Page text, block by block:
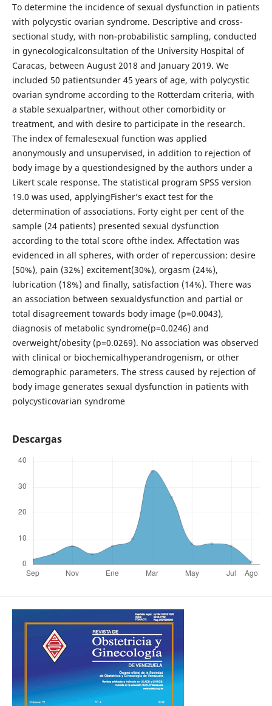
To determine the incidence of sexual dysfunction in patients
with polycystic ovarian syndrome. Descriptive and cross-
sectional study, with non-probabilistic sampling, conducted
in gynecologicalconsultation of the University Hospital of
Caracas, between August 2018 and January 2019. We
included 50 patientsunder 45 years of age, with polycystic
ovarian syndrome according to the Rotterdam criteria, with
a stable sexualpartner, without other comorbidity or
treatment, and with desire to participate in the research.
The index of femalesexual function was applied
anonymously and unsupervised, in addition to rejection of
body image by a questiondesigned by the authors under a
Likert scale response. The statistical program SPSS version
19.0 was used, applyingFisher’s exact test for the
determination of associations. Forty eight per cent of the
sample (24 patients) presented sexual dysfunction
according to the total score ofthe index. Affectation was
evidenced in all spheres, with order of repercussion: desire
(50%), pain (32%) excitement(30%), orgasm (24%),
lubrication (18%) and finally, satisfaction (14%). There was
an association between sexualdysfunction and partial or
total disagreement towards body image (p=0.0043),
diagnosis of metabolic syndrome(p=0.0246) and
overweight/obesity (p=0.0269). No association was observed
with clinical or biochemicalhyperandrogenism, or other
demographic parameters. The stress caused by rejection of
body image generates sexual dysfunction in patients with
polycysticovarian syndrome
Descargas